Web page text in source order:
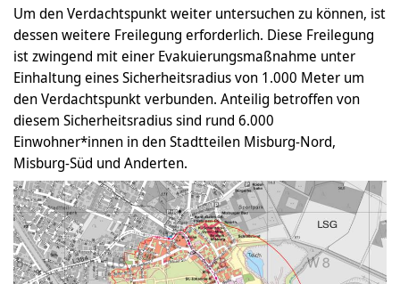
Um den Verdachtspunkt weiter untersuchen zu können, ist
dessen weitere Freilegung erforderlich. Diese Freilegung
ist zwingend mit einer Evakuierungsmaßnahme unter
Einhaltung eines Sicherheitsradius von 1.000 Meter um
den Verdachtspunkt verbunden. Anteilig betroffen von
diesem Sicherheitsradius sind rund 6.000
Einwohner*innen in den Stadtteilen Misburg-Nord,
Misburg-Süd und Anderten.